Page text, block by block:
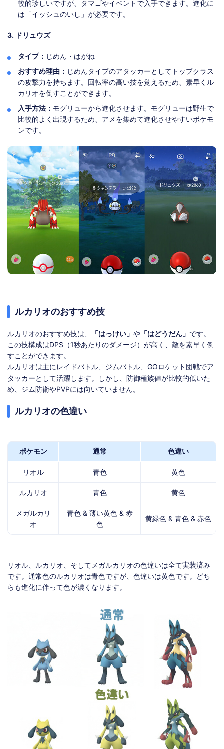
較的珍しいですが、タマゴやイベントで入手できます。進化に
は「イッシュのいし」が必要です。
3. ドリュウズ
タイプ： じめん・はがね
おすすめ理由： じめんタイプのアタッカーとしてトップクラス
の攻撃力を持ちます。回転率の高い技を覚えるため、素早くル
カリオを倒すことができます。
入手方法： モグリューから進化させます。モグリューは野生で
比較的よく出現するため、アメを集めて進化させやすいポケモ
ンです。
ルカリオのおすすめ技
ルカリオのおすすめ技は、 「はっけい」 や 「はどうだん」 です。
この技構成はDPS（1秒あたりのダメージ）が高く、敵を素早く倒
すことができます。
ルカリオは主にレイドバトル、ジムバトル、GOロケット団戦でア
タッカーとして活躍します。しかし、防御種族値が比較的低いた
め、ジム防衛やPVPには向いていません。
ルカリオの色違い
ポケモン 通常 色違い
リオル 青色 黄色
ルカリオ 青色 黄色
メガルカリ
オ
青色 & 薄い黄色 & 赤
色
黄緑色 & 青色 & 赤色
リオル、ルカリオ、そしてメガルカリオの色違いは全て実装済み
です。通常色のルカリオは青色ですが、色違いは黄色です。どち
らも進化に伴って色が濃くなります。